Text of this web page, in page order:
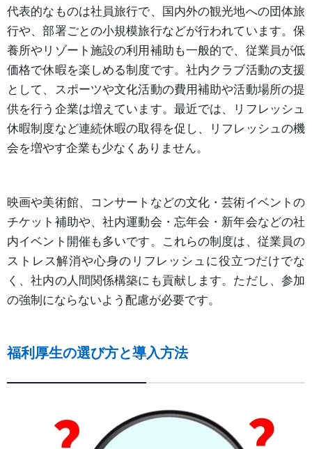
代表的なものは社員旅行で、国内外の観光地への団体旅
行や、部署ごとの小規模旅行などが行われています。保
養所やリゾート施設の利用補助も一般的で、従業員が低
価格で休暇を楽しめる制度です。社内クラブ活動の支援
として、スポーツや文化活動の費用補助や活動場所の提
供を行う企業は増えています。最近では、リフレッシュ
休暇制度など連続休暇の取得を促し、リフレッシュの機
会を増やす企業も少なくありません。
映画や美術館、コンサートなどの文化・芸術イベントの
チケット補助や、社内運動会・忘年会・新年会などの社
内イベント開催も多いです。これらの制度は、従業員の
ストレス解消や心身のリフレッシュに役立つだけでな
く、社内の人間関係構築にも貢献します。ただし、参加
の強制にならないよう配慮が必要です。
福利厚生の選び方と導入方法